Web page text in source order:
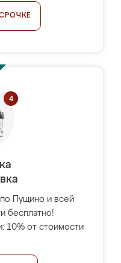
Пущино и всей
бесплатно!
10% от стоимости